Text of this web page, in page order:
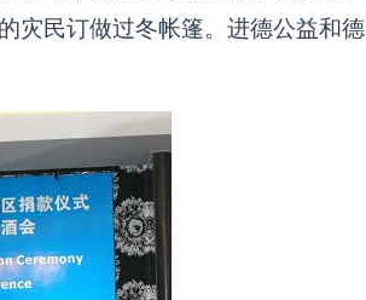
灾民订做过冬帐篷。进德公益和德